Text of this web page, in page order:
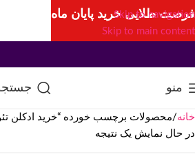
Skip to navigation
Skip to main content
منو
خانه محصولات برچسب خورده “خرید ادکلن تئو
در حال نمایش یک نتیجه
فرصت طلایی خرید پایان ماه